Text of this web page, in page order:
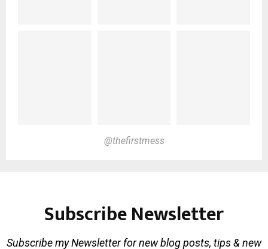
@thefirstmess
Subscribe Newsletter
Subscribe my Newsletter for new blog posts, tips & new